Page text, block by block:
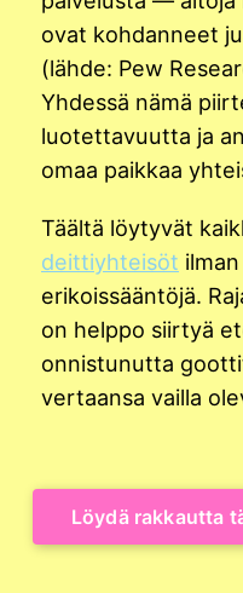
ovat kohdanneet
(lähde: Pew
Yhdessä nämä
luotettavuutta ja
omaa paikkaa
Täältä löytyvät
deittiyhteisöt
erikoissääntöjä.
on helppo siirtyä
onnistunutta
vertaansa vailla
Löydä rakkautta